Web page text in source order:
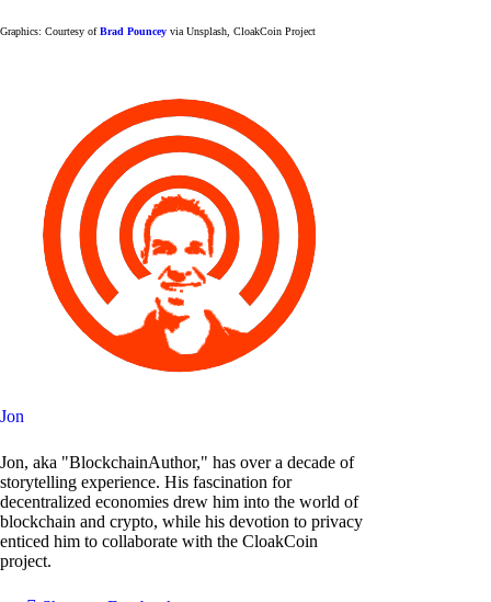
Graphics: Courtesy ofBrad Pouncey via Unsplash, CloakCoin Project
Jon
Jon, aka "BlockchainAuthor," has over a decade of
storytelling experience. His fascination for
decentralized economies drew him into the world of
blockchain and crypto, while his devotion to privacy
enticed him to collaborate with the CloakCoin
project.